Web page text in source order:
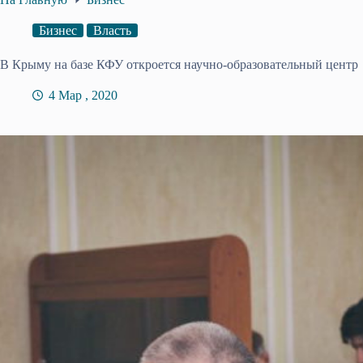
Бизнес Власть
В Крыму на базе КФУ откроется научно-образовательный центр
4 Мар , 2020